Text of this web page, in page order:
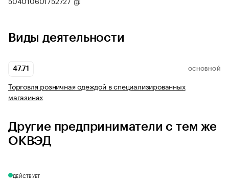
Виды деятельности
47.71 ОСНОВНОЙ
Торговля розничная одеждой в специализированных
магазинах
Другие предприниматели с тем же
ОКВЭД
ДЕЙСТВУЕТ